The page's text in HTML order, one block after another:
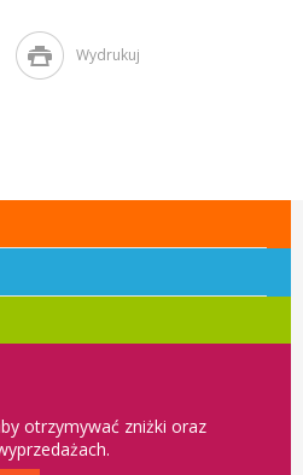
Wydrukuj
otrzymywać zniżki oraz